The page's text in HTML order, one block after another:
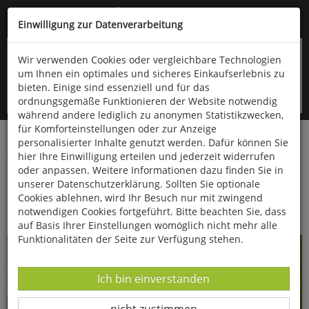
Kompletten Head der Seite überspringen
oder (06766) 9323-960
Startseite Bücher Biologie allgemein Zoologie
Wildkatzen
Einwilligung zur Datenverarbeitung
Wir verwenden Cookies oder vergleichbare Technologien
um Ihnen ein optimales und sicheres Einkaufserlebnis zu
bieten. Einige sind essenziell und für das
ordnungsgemäße Funktionieren der Website notwendig
während andere lediglich zu anonymen Statistikzwecken,
für Komforteinstellungen oder zur Anzeige
personalisierter Inhalte genutzt werden. Dafür können Sie
hier Ihre Einwilligung erteilen und jederzeit widerrufen
oder anpassen. Weitere Informationen dazu finden Sie in
unserer Datenschutzerklärung. Sollten Sie optionale
Cookies ablehnen, wird Ihr Besuch nur mit zwingend
notwendigen Cookies fortgeführt. Bitte beachten Sie, dass
auf Basis Ihrer Einstellungen womöglich nicht mehr alle
Funktionalitäten der Seite zur Verfügung stehen.
Datenverarbeitung -
Ich bin einverstanden